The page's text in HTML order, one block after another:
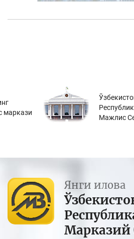
маркази
Мажлис
Янги илова
Марказий